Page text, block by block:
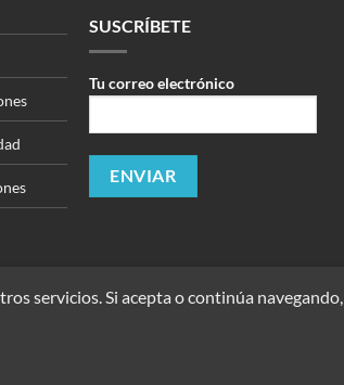
SUSCRÍBETE
Tu correo electrónico
servicios. Si acepta o continúa navegando,